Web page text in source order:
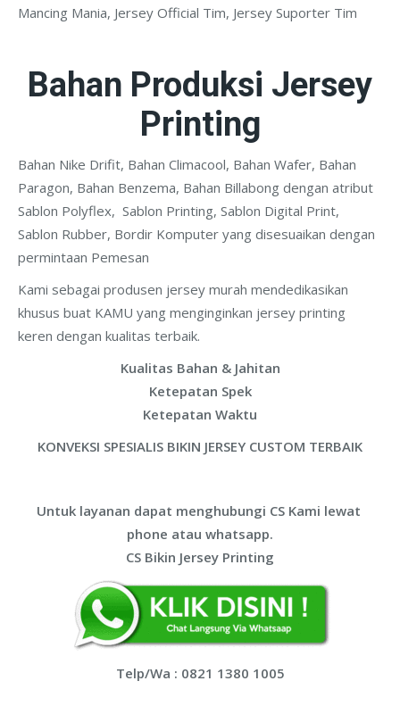
Mancing Mania, Jersey Official Tim, Jersey Suporter Tim
Bahan Produksi Jersey
Printing
Bahan Nike Drifit, Bahan Climacool, Bahan Wafer, Bahan
Paragon, Bahan Benzema, Bahan Billabong dengan atribut
Sablon Polyflex, Sablon Printing, Sablon Digital Print,
Sablon Rubber, Bordir Komputer yang disesuaikan dengan
permintaan Pemesan
Kami sebagai produsen jersey murah mendedikasikan
khusus buat KAMU yang menginginkan jersey printing
keren dengan kualitas terbaik.
Kualitas Bahan & Jahitan
Ketepatan Spek
Ketepatan Waktu
KONVEKSI SPESIALIS BIKIN JERSEY CUSTOM TERBAIK
Untuk layanan dapat menghubungi CS Kami lewat
phone atau whatsapp.
CS Bikin Jersey Printing
Telp/Wa : 0821 1380 1005